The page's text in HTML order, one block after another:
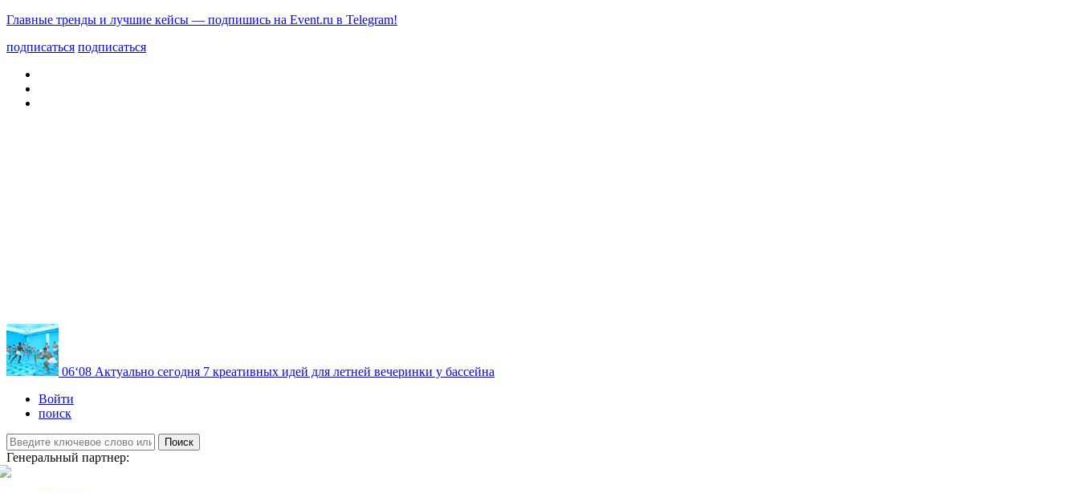
Главные тренды и лучшие кейсы — подпишись на Event.ru в Telegram!
подписаться подписаться
06‘08 Актуально сегодня 7 креативных идей для летней вечеринки у бассейна
Войти
поиск
Поиск
Генеральный партнер: